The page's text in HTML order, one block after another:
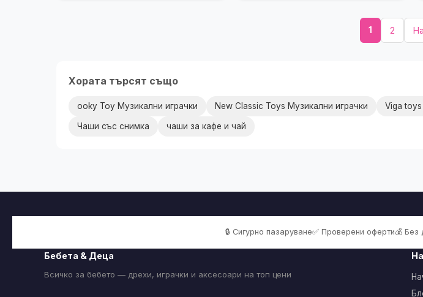
1 2
Хората търсят също
ooky Toy Музикални играчки New Classic Toys Музикални играчки Viga
Чаши със снимка чаши за кафе и чай
🔒 Сигурно пазаруване✅ Проверени оферти💰 Без
Бебета & Деца
Всичко за бебето — дрехи, играчки и аксесоари на топ цени